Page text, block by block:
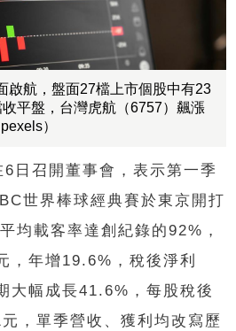
啟航，盤面27檔上市個股中有23
平盤，台灣虎航（6757）飆漲
）
日召開董事會，表示第一季
世界棒球經典賽於東京開打
均載客率達創紀錄的92%，
，年增19.6%，稅後淨利
大幅成長41.6%，每股稅後
，單季營收、獲利均改寫歷